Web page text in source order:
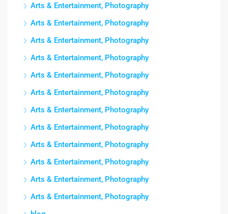
Arts & Entertainment, Photography
Arts & Entertainment, Photography
Arts & Entertainment, Photography
Arts & Entertainment, Photography
Arts & Entertainment, Photography
Arts & Entertainment, Photography
Arts & Entertainment, Photography
Arts & Entertainment, Photography
Arts & Entertainment, Photography
Arts & Entertainment, Photography
Arts & Entertainment, Photography
Arts & Entertainment, Photography